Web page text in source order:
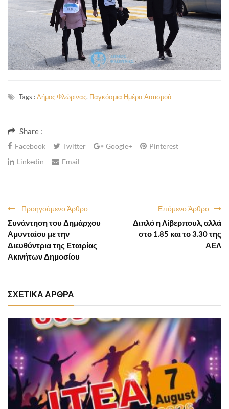
Tags :Δήμος Φλώρινας, Παγκόσμια Ημέρα Αυτισμού
Share :
Facebook Twitter Google+
Pinterest
Linkedin
Email
Επόμενο Άρθρο
Διπλό η Λίβερπουλ, αλλά
στο 1.85 και το 3.30 της
ΑΕΛ
Προηγούμενο Άρθρο
Συνάντηση του Δημάρχου
Αμυνταίου με την
Διευθύντρια της Εταιρίας
Ακινήτων Δημοσίου
ΣΧΕΤΙΚΑ ΑΡΘΡΑ